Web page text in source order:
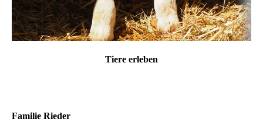
Tiere erleben
Familie Rieder